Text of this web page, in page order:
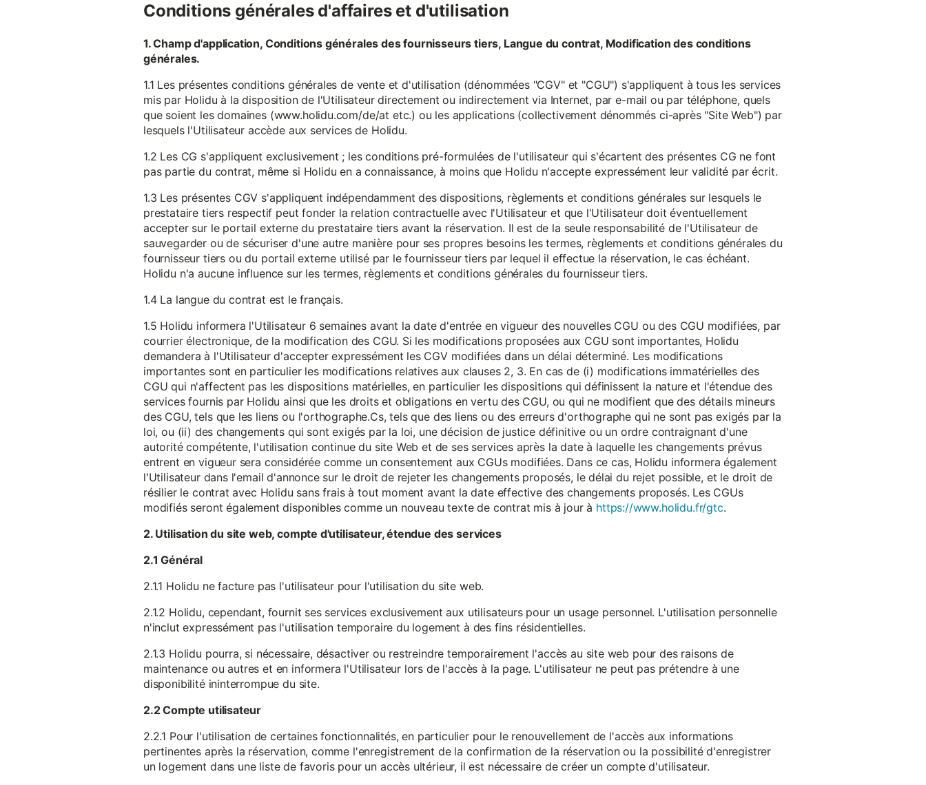
Conditions générales d'affaires et d'utilisation
1. Champ d'application, Conditions générales des fournisseurs tiers, Langue du contrat, Modification des conditions
générales.
1.1 Les présentes conditions générales de vente et d'utilisation (dénommées "CGV" et "CGU") s'appliquent à tous les services
mis par Holidu à la disposition de l'Utilisateur directement ou indirectement via Internet, par e-mail ou par téléphone, quels
que soient les domaines (www.holidu.com/de/at etc.) ou les applications (collectivement dénommés ci-après "Site Web") par
lesquels l'Utilisateur accède aux services de Holidu.
1.2 Les CG s'appliquent exclusivement ; les conditions pré-formulées de l'utilisateur qui s'écartent des présentes CG ne font
pas partie du contrat, même si Holidu en a connaissance, à moins que Holidu n'accepte expressément leur validité par écrit.
1.3 Les présentes CGV s'appliquent indépendamment des dispositions, règlements et conditions générales sur lesquels le
prestataire tiers respectif peut fonder la relation contractuelle avec l'Utilisateur et que l'Utilisateur doit éventuellement
accepter sur le portail externe du prestataire tiers avant la réservation. Il est de la seule responsabilité de l'Utilisateur de
sauvegarder ou de sécuriser d'une autre manière pour ses propres besoins les termes, règlements et conditions générales du
fournisseur tiers ou du portail externe utilisé par le fournisseur tiers par lequel il effectue la réservation, le cas échéant.
Holidu n'a aucune influence sur les termes, règlements et conditions générales du fournisseur tiers.
1.4 La langue du contrat est le français.
1.5 Holidu informera l'Utilisateur 6 semaines avant la date d'entrée en vigueur des nouvelles CGU ou des CGU modifiées, par
courrier électronique, de la modification des CGU. Si les modifications proposées aux CGU sont importantes, Holidu
demandera à l'Utilisateur d'accepter expressément les CGV modifiées dans un délai déterminé. Les modifications
importantes sont en particulier les modifications relatives aux clauses 2, 3. En cas de (i) modifications immatérielles des
CGU qui n'affectent pas les dispositions matérielles, en particulier les dispositions qui définissent la nature et l'étendue des
services fournis par Holidu ainsi que les droits et obligations en vertu des CGU, ou qui ne modifient que des détails mineurs
des CGU, tels que les liens ou l'orthographe.Cs, tels que des liens ou des erreurs d'orthographe qui ne sont pas exigés par la
loi, ou (ii) des changements qui sont exigés par la loi, une décision de justice définitive ou un ordre contraignant d'une
autorité compétente, l'utilisation continue du site Web et de ses services après la date à laquelle les changements prévus
entrent en vigueur sera considérée comme un consentement aux CGUs modifiées. Dans ce cas, Holidu informera également
l'Utilisateur dans l'email d'annonce sur le droit de rejeter les changements proposés, le délai du rejet possible, et le droit de
résilier le contrat avec Holidu sans frais à tout moment avant la date effective des changements proposés. Les CGUs
modifiés seront également disponibles comme un nouveau texte de contrat mis à jour à https://www.holidu.fr/gtc.
2. Utilisation du site web, compte d'utilisateur, étendue des services
2.1 Général
2.1.1 Holidu ne facture pas l'utilisateur pour l'utilisation du site web.
2.1.2 Holidu, cependant, fournit ses services exclusivement aux utilisateurs pour un usage personnel. L'utilisation personnelle
n'inclut expressément pas l'utilisation temporaire du logement à des fins résidentielles.
2.1.3 Holidu pourra, si nécessaire, désactiver ou restreindre temporairement l'accès au site web pour des raisons de
maintenance ou autres et en informera l'Utilisateur lors de l'accès à la page. L'utilisateur ne peut pas prétendre à une
disponibilité ininterrompue du site.
2.2 Compte utilisateur
2.2.1 Pour l'utilisation de certaines fonctionnalités, en particulier pour le renouvellement de l'accès aux informations
pertinentes après la réservation, comme l'enregistrement de la confirmation de la réservation ou la possibilité d'enregistrer
un logement dans une liste de favoris pour un accès ultérieur, il est nécessaire de créer un compte d'utilisateur.